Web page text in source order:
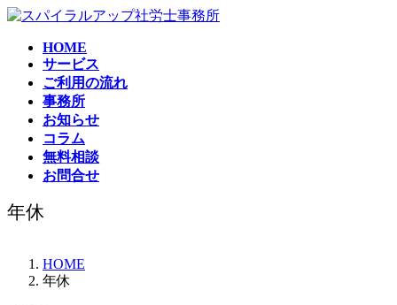
コ
ナ
HOME
サービス
ご利用の流れ
事務所
お知らせ
コラム
無料相談
お問合せ
年休
HOME
年休